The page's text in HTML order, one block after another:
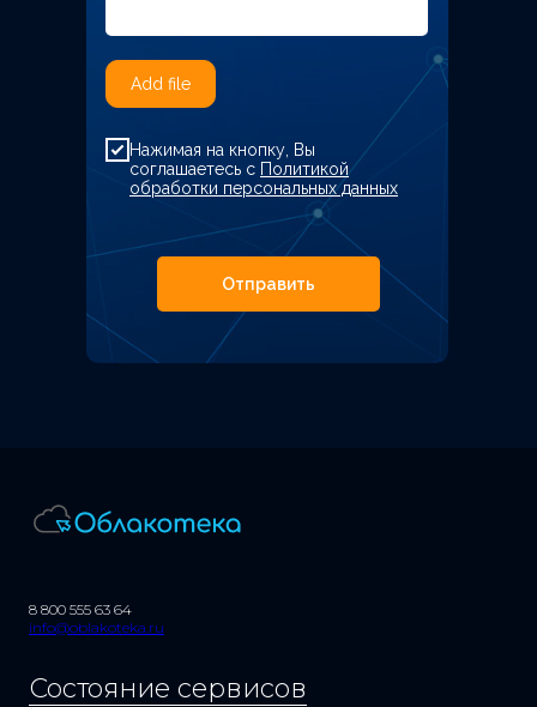
Add file
Нажимая на кнопку, Вы
соглашаетесь с Политикой
обработки персональных данных
Отправить
8 800 555 63 64
info@oblakoteka.ru
Состояние сервисов